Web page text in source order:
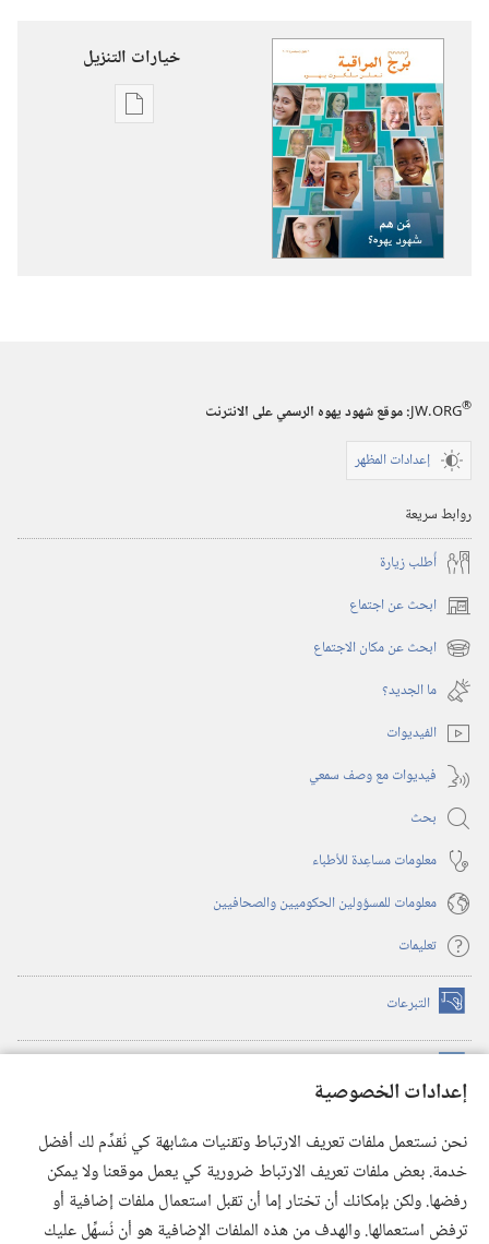
إعدادات الخصوصية
نحن نستعمل ملفات تعريف الارتباط وتقنيات مشابهة كي نُقدِّم لك أفضل
خدمة. بعض ملفات تعريف الارتباط ضرورية كي يعمل موقعنا ولا يمكن
رفضها. ولكن بإمكانك أن تختار إما أن تقبل استعمال ملفات إضافية أو
ترفض استعمالها. والهدف من هذه الملفات الإضافية هو أن نُسهِّل عليك
خيارات التنزيل
خيارات
JW.ORG®
:‏ موقع شهود يهوه الرسمي على الانترنت
إعدادات المظهر
روابط سريعة
أُطلب زيارة
ابحث عن اجتماع (يفتح
نافذة
جديدة)
ابحث عن مكان الاجتماع (يفتح
نافذة
جديدة)
ما الجديد؟‏
الفيديوات
فيديوات مع وصف سمعي
بحث
معلومات مساعِدة للأطباء
معلومات للمسؤولين الحكوميين والصحافيين
تعليمات
التبرعات (يفتح
نافذة
(يفتح
نافذة
(يفتح
نافذة
جديدة) تطبيق ®
JW Library
مكتبة برج المراقبة